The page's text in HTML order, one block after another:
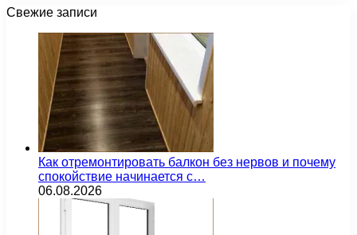
Свежие записи
Как отремонтировать балкон без нервов и почему
спокойствие начинается с…
06.08.2026